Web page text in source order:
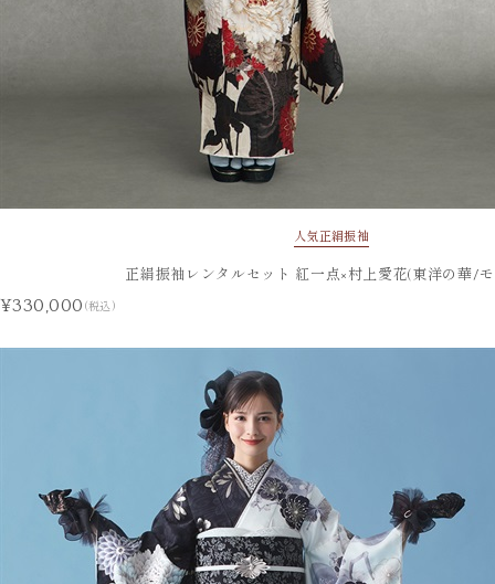
人気正絹振袖
正絹振袖レンタルセット 紅一点×村上愛花(東洋の華/
¥330,000 (税込)